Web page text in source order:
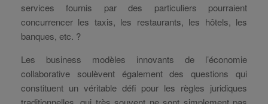
services fournis par des particuliers pourraient
concurrencer les taxis, les restaurants, les hôtels, les
banques, etc. ?
Les business modèles innovants de l’économie
collaborative soulèvent également des questions qui
constituent un véritable défi pour les règles juridiques